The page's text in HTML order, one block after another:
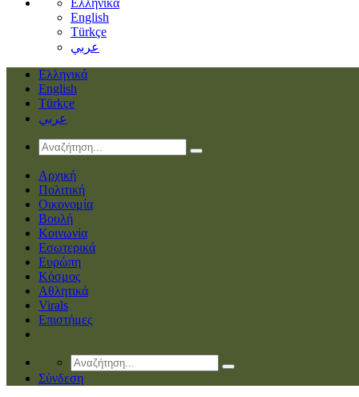
English
Türkçe
عربي
Ελληνικά
English
Türkçe
عربي
Αρχική
Πολιτική
Οικονομία
Βουλή
Κοινωνία
Εσωτερικά
Ευρώπη
Κόσμος
Αθλητικά
Virals
Επιστήμες
Σύνδεση